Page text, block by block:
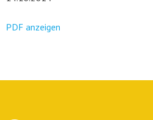
PDF anzeigen